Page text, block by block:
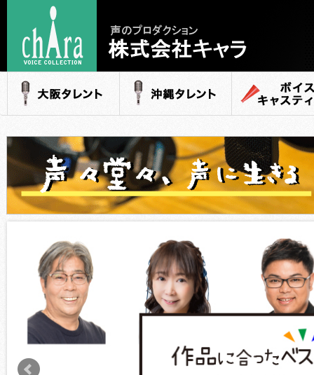
声のプロダクション
- 株式会社キャラ
大阪タレント 沖縄タレント ボイスキャステ